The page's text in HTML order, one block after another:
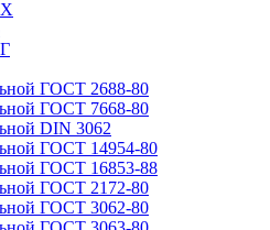
ГОСТ 2688-80
ГОСТ 7668-80
DIN 3062
ГОСТ 14954-80
ГОСТ 16853-88
ГОСТ 2172-80
ГОСТ 3062-80